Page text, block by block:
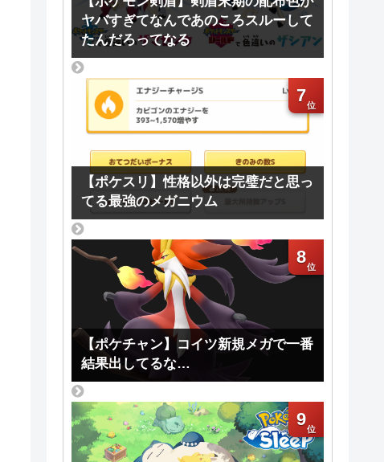
ヤバすぎてなんであのころスルーして
たんだろってなる
7
【ポケスリ】性格以外は完璧だと思っ
てる最強のメガニウム
8
【ポケチャン】コイツ新規メガで一番
結果出してるな…
9